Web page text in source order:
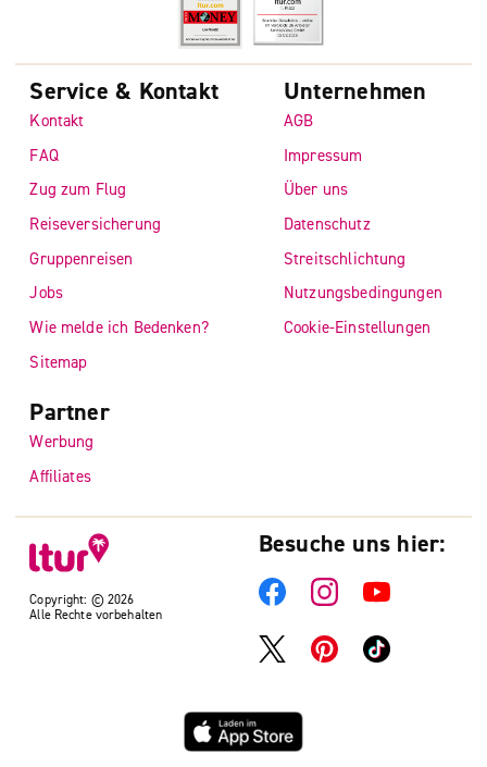
Copyright: © 2026
Alle Rechte vorbehalten
Service & Kontakt
Kontakt
FAQ
Zug zum Flug
Reiseversicherung
Gruppenreisen
Jobs
Wie melde ich Bedenken?
Sitemap
Unternehmen
AGB
Impressum
Über uns
Datenschutz
Streitschlichtung
Nutzungsbedingungen
Cookie-Einstellungen
Partner
Werbung
Affiliates
Besuche uns hier: